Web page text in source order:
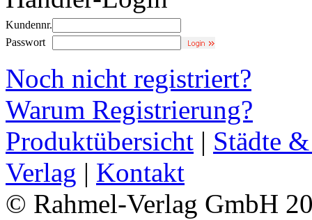
Kundennr.
Passwort
Noch nicht registriert?
Warum Registrierung?
Produktübersicht | Städte
Verlag | Kontakt
© Rahmel-Verlag GmbH